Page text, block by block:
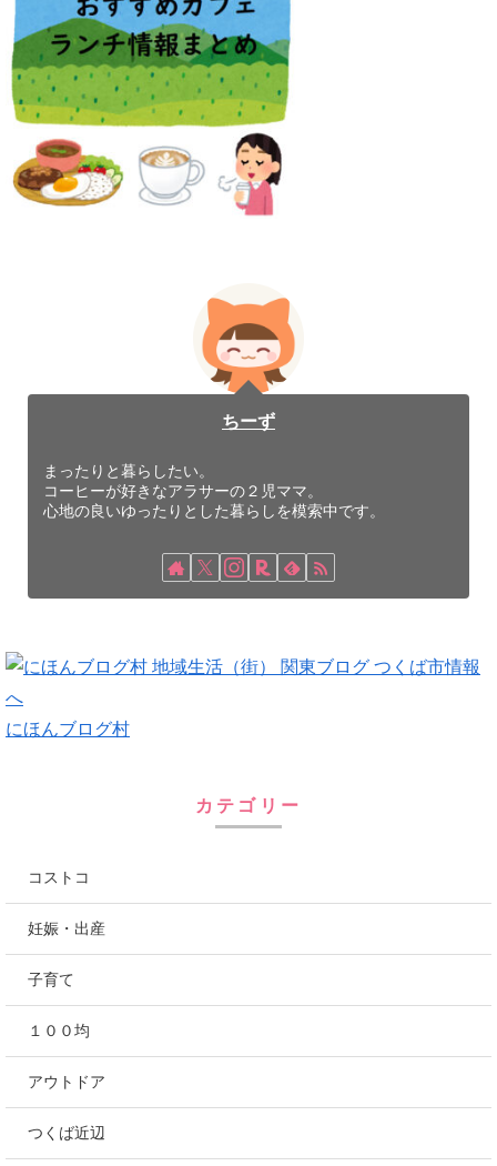
ちーず
まったりと暮らしたい。
コーヒーが好きなアラサーの２児ママ。
心地の良いゆったりとした暮らしを模索中です。
にほんブログ村
カテゴリー
コストコ
妊娠・出産
子育て
１００均
アウトドア
つくば近辺